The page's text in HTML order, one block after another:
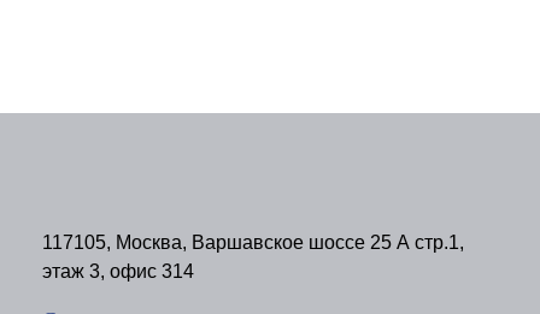
117105, Москва, Варшавское шоссе 25 А стр.1,
этаж 3, офис 314